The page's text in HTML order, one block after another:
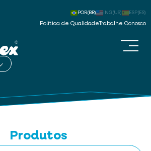
Política de Qualidade Trabalhe Conosco
POR(BR) ING(US) ESP(ES)
Produtos